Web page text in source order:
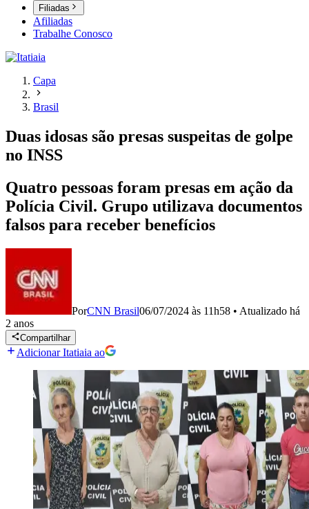
Filiadas
Afiliadas
Trabalhe Conosco
Capa
Brasil
Duas idosas são presas suspeitas de golpe
no INSS
Quatro pessoas foram presas em ação da
Polícia Civil. Grupo utilizava documentos
falsos para receber benefícios
PorCNN Brasil06/07/2024 às 11h58 • Atualizado há
2 anos
Compartilhar
Adicionar Itatiaia ao